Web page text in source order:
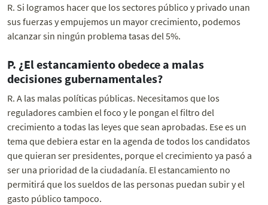
R. Si logramos hacer que los sectores público y privado unan
sus fuerzas y empujemos un mayor crecimiento, podemos
alcanzar sin ningún problema tasas del 5%.
P. ¿El estancamiento obedece a malas
decisiones gubernamentales?
R. A las malas políticas públicas. Necesitamos que los
reguladores cambien el foco y le pongan el filtro del
crecimiento a todas las leyes que sean aprobadas. Ese es un
tema que debiera estar en la agenda de todos los candidatos
que quieran ser presidentes, porque el crecimiento ya pasó a
ser una prioridad de la ciudadanía. El estancamiento no
permitirá que los sueldos de las personas puedan subir y el
gasto público tampoco.